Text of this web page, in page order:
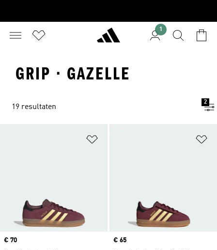
1
GRIP · GAZELLE
19 resultaten
2
Price
€ 70
Price
€ 65